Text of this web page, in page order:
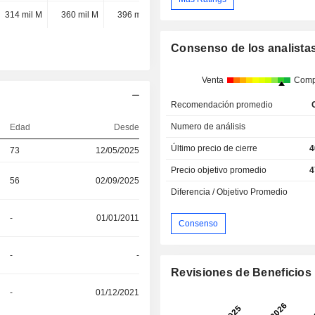
314 mil M 360 mil M 396 mil M
Edad Desde
73 12/05/2025
56 02/09/2025
- 01/01/2011
- -
- 01/12/2021
Consenso de los
Venta
Recomendación promedio
Numero de análisis
Último precio de cierre
Precio objetivo promedio
Diferencia / Objetivo Promedio
Consenso
Revisiones de Beneficios